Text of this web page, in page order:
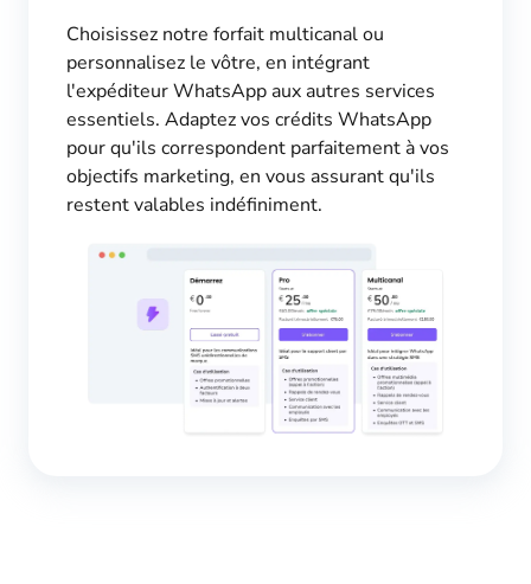
Choisissez notre forfait multicanal ou
personnalisez le vôtre, en intégrant
l'expéditeur WhatsApp aux autres services
essentiels. Adaptez vos crédits WhatsApp
pour qu'ils correspondent parfaitement à vos
objectifs marketing, en vous assurant qu'ils
restent valables indéfiniment.